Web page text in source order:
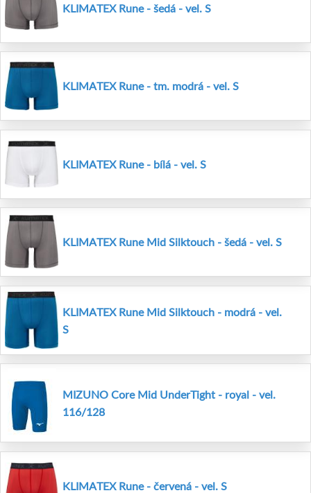
KLIMATEX Rune - šedá - vel. S
KLIMATEX Rune - tm. modrá - vel. S
KLIMATEX Rune - bílá - vel. S
KLIMATEX Rune Mid Silktouch - šedá - vel. S
KLIMATEX Rune Mid Silktouch - modrá - vel.
S
MIZUNO Core Mid UnderTight - royal - vel.
116/128
KLIMATEX Rune - červená - vel. S